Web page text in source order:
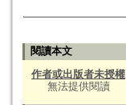
閱讀本文
作者或出版者未授權
無法提供閱讀